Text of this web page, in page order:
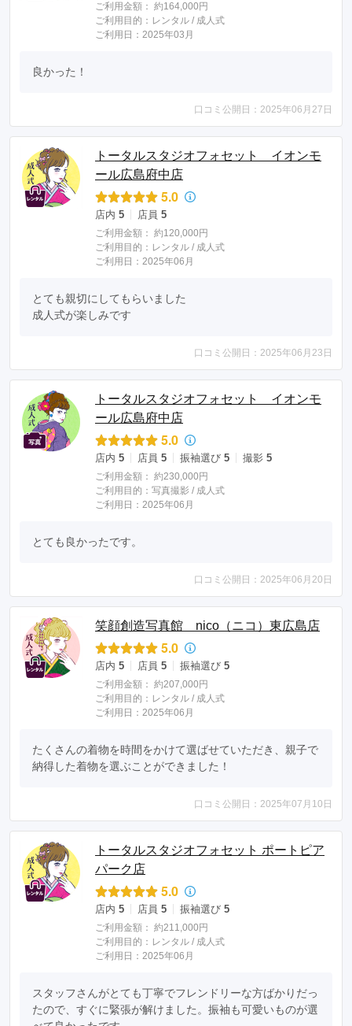
ご利用金額： 約164,000円
ご利用目的： レンタル / 成人式
ご利用日：2025年03月
良かった！
口コミ公開日：2025年06月27日
トータルスタジオフォセット イオンモ
ール広島府中店
5.0
店内 5 店員 5
ご利用金額： 約120,000円
ご利用目的： レンタル / 成人式
ご利用日：2025年06月
とても親切にしてもらいました
成人式が楽しみです
口コミ公開日：2025年06月23日
トータルスタジオフォセット イオンモ
ール広島府中店
5.0
店内 5 店員 5 振袖選び 5 撮影 5
ご利用金額： 約230,000円
ご利用目的： 写真撮影 / 成人式
ご利用日：2025年06月
とても良かったです。
口コミ公開日：2025年06月20日
笑顔創造写真館 nico（ニコ）東広島店
5.0
店内 5 店員 5 振袖選び 5
ご利用金額： 約207,000円
ご利用目的： レンタル / 成人式
ご利用日：2025年06月
たくさんの着物を時間をかけて選ばせていただき、親子で
納得した着物を選ぶことができました！
口コミ公開日：2025年07月10日
トータルスタジオフォセット ポートピア
パーク店
5.0
店内 5 店員 5 振袖選び 5
ご利用金額： 約211,000円
ご利用目的： レンタル / 成人式
ご利用日：2025年06月
スタッフさんがとても丁寧でフレンドリーな方ばかりだっ
たので、すぐに緊張が解けました。振袖も可愛いものが選